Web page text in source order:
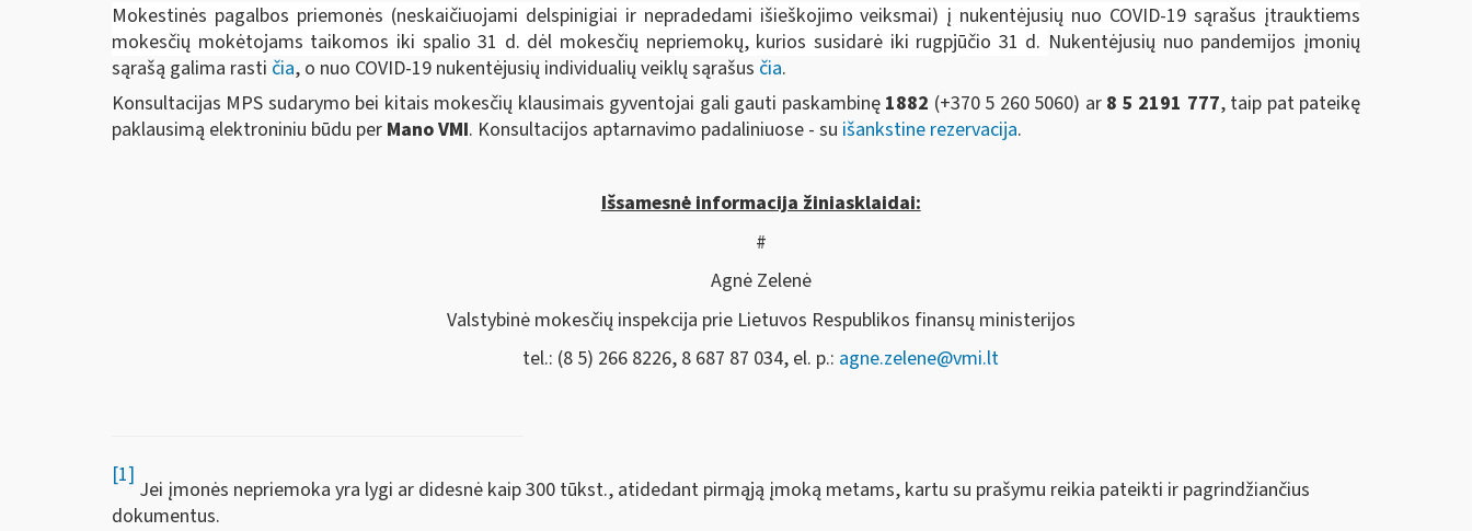
Mokestinės pagalbos priemonės (neskaičiuojami delspinigiai ir nepradedami išieškojimo veiksmai) į nukentėjusių nuo COVID-19 sąrašus įtrauktiems
mokesčių mokėtojams taikomos iki spalio 31 d. dėl mokesčių nepriemokų, kurios susidarė iki rugpjūčio 31 d. Nukentėjusių nuo pandemijos įmonių
sąrašą galima rasti čia, o nuo COVID-19 nukentėjusių individualių veiklų sąrašus čia.
Konsultacijas MPS sudarymo bei kitais mokesčių klausimais gyventojai gali gauti paskambinę 1882 (+370 5 260 5060) ar 8 5 2191 777, taip pat pateikę
paklausimą elektroniniu būdu per Mano VMI. Konsultacijos aptarnavimo padaliniuose - su išankstine rezervacija.
Išsamesnė informacija žiniasklaidai:
#
Agnė Zelenė
Valstybinė mokesčių inspekcija prie Lietuvos Respublikos finansų ministerijos
tel.: (8 5) 266 8226, 8 687 87 034, el. p.: agne.zelene@vmi.lt
[1]
Jei įmonės nepriemoka yra lygi ar didesnė kaip 300 tūkst., atidedant pirmąją įmoką metams, kartu su prašymu reikia pateikti ir pagrindžiančius
dokumentus.